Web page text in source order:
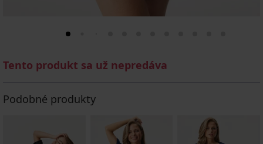
Tento produkt sa už nepredáva
Podobné produkty